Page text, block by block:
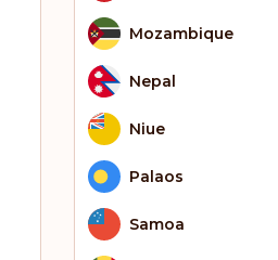
Mozambique
Nepal
Niue
Palaos
Samoa